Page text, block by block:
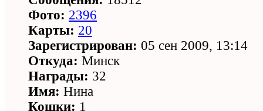
Фото: 2396
Карты: 20
Зарегистрирован: 05 сен 2009, 13:14
Откуда: Минск
Награды: 32
Имя: Нина
Кошки: 1